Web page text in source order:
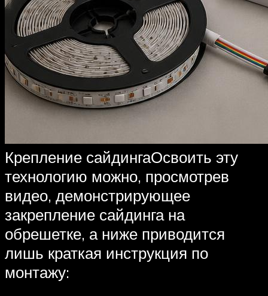
Крепление сайдингаОсвоить эту
технологию можно, просмотрев
видео, демонстрирующее
закрепление сайдинга на
обрешетке, а ниже приводится
лишь краткая инструкция по
монтажу: